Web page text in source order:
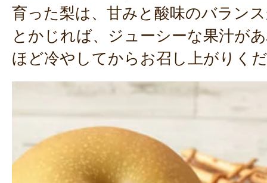
育った梨は、甘みと酸味のバラン
とかじれば、ジューシーな果汁が
ほど冷やしてからお召し上がりく